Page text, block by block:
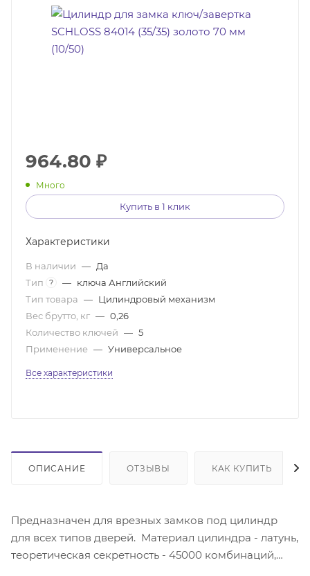
964.80 ₽
Много
Купить в 1 клик
Характеристики
В наличии — Да
Тип
? — ключа Английский
Тип товара — Цилиндровый механизм
Вес брутто, кг — 0,26
Количество ключей — 5
Применение — Универсальное
Все характеристики
ОПИСАНИЕ ОТЗЫВЫ КАК КУПИТЬ
Предназначен для врезных замков под цилиндр
для всех типов дверей. Материал цилиндра - латунь,
теоретическая секретность - 45000 комбинаций,